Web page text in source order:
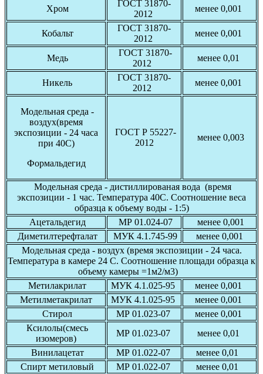
Хром
ГОСТ 31870-
2012
менее 0,001
Кобальт
ГОСТ 31870-
2012
менее 0,001
Медь
ГОСТ 31870-
2012
менее 0,01
Никель
ГОСТ 31870-
2012
менее 0,001
Модельная среда -
воздух(время
экспозиции - 24 часа
при 40С)
Формальдегид
ГОСТ Р 55227-
2012
менее 0,003
Модельная среда - дистиллированая вода (время
экспозиции - 1 час. Температура 40С. Соотношение веса
образца к объему воды - 1:5)
Ацетальдегид
МР 01.024-07
менее 0,001
Диметилтерефталат
МУК 4.1.745-99
менее 0,001
Модельная среда - воздух (время экспозиции - 24 часа.
Температура в камере 24 С. Соотношение площади образца к
объему камеры =1м2/м3)
Метилакрилат
МУК 4.1.025-95
менее 0,001
Метилметакрилат
МУК 4.1.025-95
менее 0,001
Стирол
МР 01.023-07
менее 0,001
Ксилолы(смесь
изомеров)
МР 01.023-07
менее 0,01
Винилацетат
МР 01.022-07
менее 0,01
Спирт метиловый
МР 01.022-07
менее 0,01